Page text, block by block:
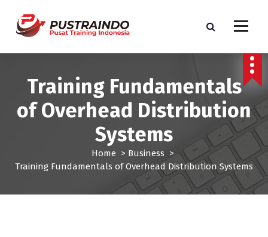
Training Fundamentals
of Overhead Distribution
Systems
Home > Business >
Training Fundamentals of Overhead Distribution Systems